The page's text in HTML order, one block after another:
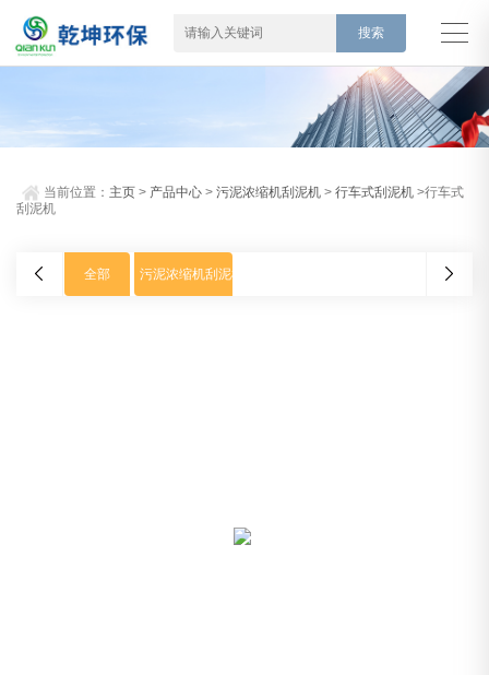
当前位置： 主页 > 产品中心 >污泥浓缩机刮泥机 >行车式刮泥机 >行车式
刮泥机
全部 污泥浓缩机刮泥机